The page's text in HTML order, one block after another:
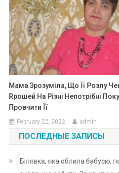
Мама Зрозуміла, Що Її Розлу
Rрошей На Різні Непотрібні
Провчити Її
February 22, 2022 admin
ПОСЛЕДНЫЕ ЗАПИСЫ
Білявка, яка облила бабусю,